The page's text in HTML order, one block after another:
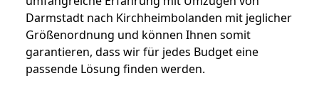
Darmstadt nach Kirchheimbolanden mit jeglicher
Größenordnung und können Ihnen somit
garantieren, dass wir für jedes Budget eine
passende Lösung finden werden.